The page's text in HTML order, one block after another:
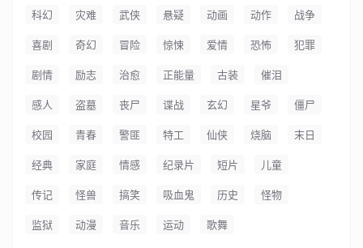
科幻 灾难 武侠 悬疑 动画 动作 战争
喜剧 奇幻 冒险 惊悚 爱情 恐怖 犯罪
剧情 励志 治愈 正能量 古装 催泪
感人 盗墓 丧尸 谍战 玄幻 星爷 僵尸
校园 青春 警匪 特工 仙侠 烧脑 末日
经典 家庭 情感 纪录片 短片 儿童
传记 怪兽 搞笑 吸血鬼 历史 怪物
监狱 动漫 音乐 运动 歌舞